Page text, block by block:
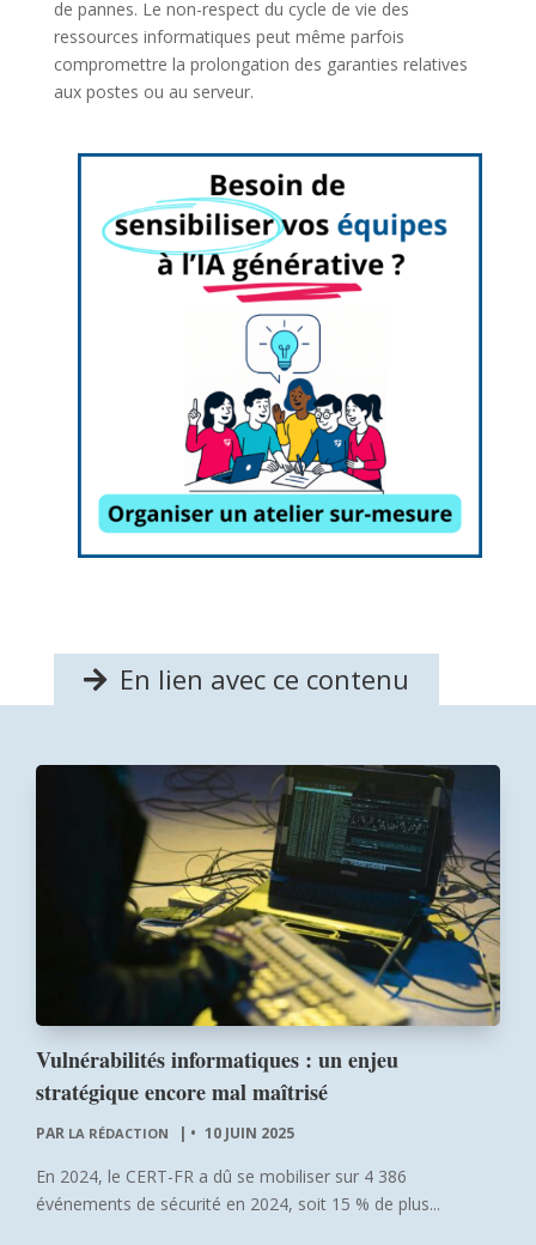
de pannes. Le non-respect du cycle de vie des
ressources informatiques peut même parfois
compromettre la prolongation des garanties relatives
aux postes ou au serveur.
En lien avec ce contenu
Vulnérabilités informatiques : un enjeu
stratégique encore mal maîtrisé
PAR LA RÉDACTION | 10 JUIN 2025
En 2024, le CERT-FR a dû se mobiliser sur 4 386
événements de sécurité en 2024, soit 15 % de plus...